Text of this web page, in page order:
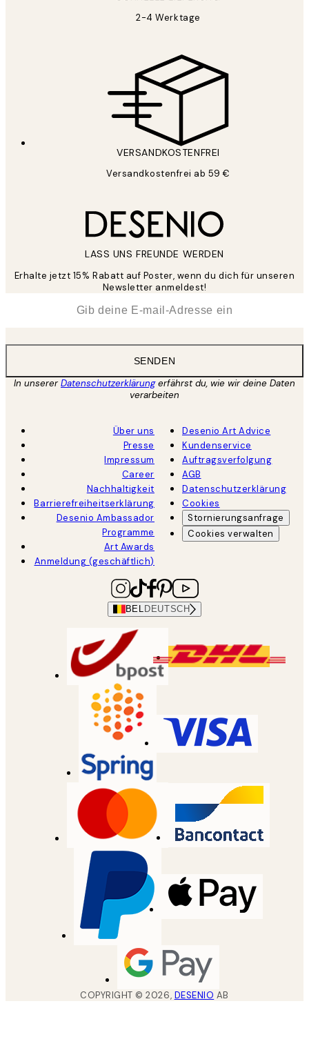
2-4 Werktage
VERSANDKOSTENFREI
Versandkostenfrei ab 59 €
LASS UNS FREUNDE WERDEN
Erhalte jetzt 15% Rabatt auf Poster, wenn du dich für unseren
Newsletter anmeldest!
SENDEN
In unsererDatenschutzerklärungerfährst du, wie wir deine Daten
verarbeiten
Über uns
Presse
Impressum
Career
Nachhaltigkeit
Barrierefreiheitserklärung
Desenio Ambassador
Programme
Art Awards
Anmeldung (geschäftlich)
Desenio Art Advice
Kundenservice
Auftragsverfolgung
AGB
Datenschutzerklärung
Cookies
Stornierungsanfrage
Cookies verwalten
BEL DEUTSCH
COPYRIGHT ©2026, DESENIO AB